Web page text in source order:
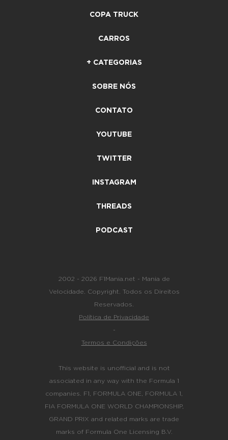
COPA TRUCK
CARROS
+ CATEGORIAS
SOBRE NÓS
CONTATO
YOUTUBE
TWITTER
INSTAGRAM
THREADS
PODCAST
2002 - 2026 F1Mania.net - Mania de
Velocidade. Copyright. Todos os Direitos
Reservados.
Política de Privacidade
-
Termos e Condições
This website is unofficial and is not
associated in any way with the Formula 1
companies. F1, FORMULA ONE, FORMULA 1,
FIA FORMULA ONE WORLD CHAMPIONSHIP,
GRAND PRIX and related marks are trade
marks of Formula One Licensing B.V.